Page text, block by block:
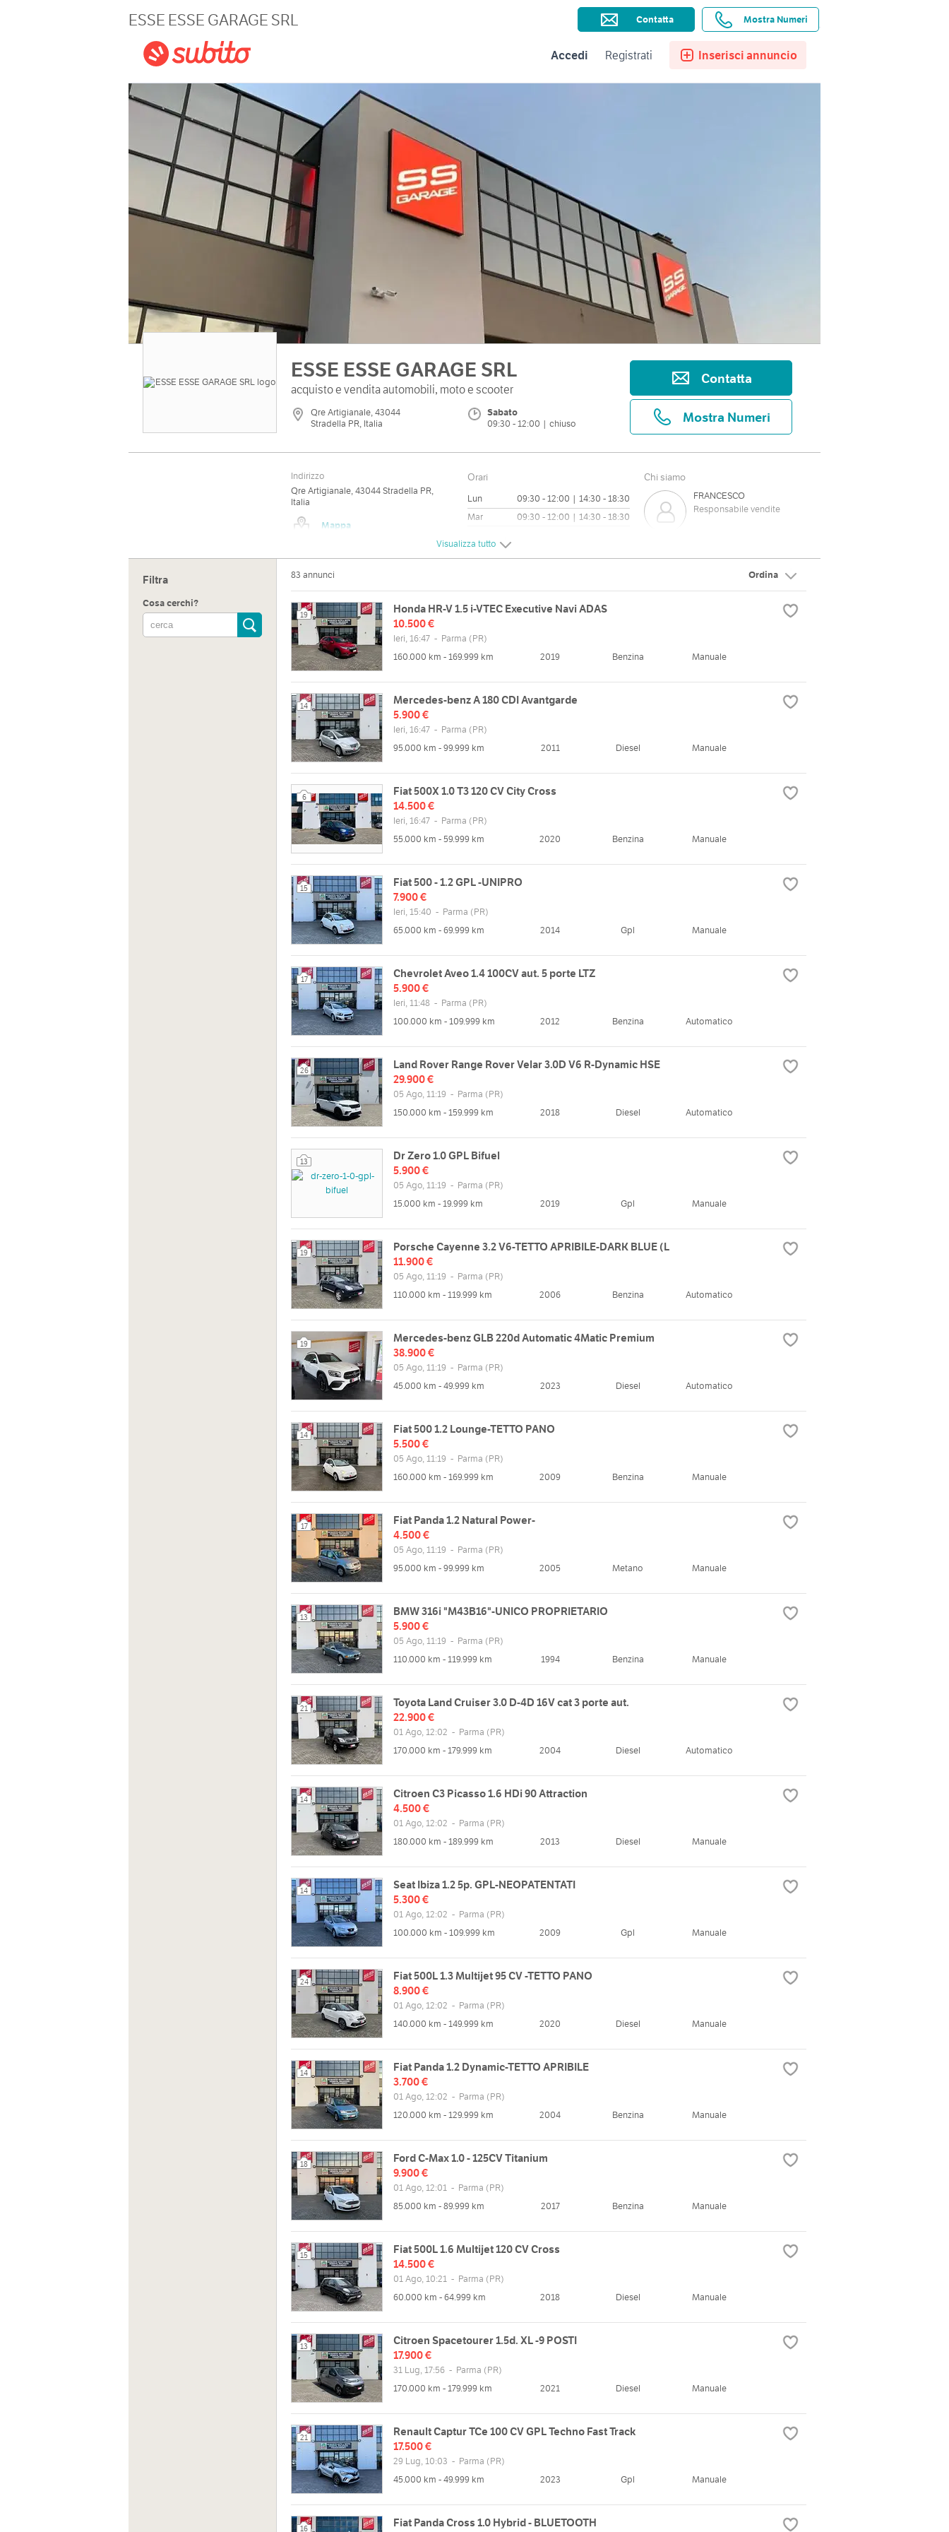
Magazine Subito per le Aziende Assistenza Ricerche salvate Preferiti
Accedi Registrati Inserisci annuncio
ESSE ESSE GARAGE SRL Contatta Mostra Numeri
ESSE ESSE GARAGE SRL
acquisto e vendita automobili, moto e scooter
Qre Artigianale, 43044
Stradella PR, Italia
Sabato
09:30 - 12:00 | chiuso
Contatta
Mostra Numeri
Chi siamo
FRANCESCO
Responsabile vendite
Indirizzo
Qre Artigianale, 43044 Stradella PR,
Italia
Mappa
Sito web
https://www.esseessegarage.it/
Orari
Lun
09:30 - 12:00 | 14:30 - 18:30
Mar
09:30 - 12:00 | 14:30 - 18:30
Dom
chiuso
Visualizza tutto
Filtra
Cosa cerchi?
83 annunci Ordina
19
Honda HR-V 1.5 i-VTEC Executive Navi ADAS
10.500 €
Ieri, 16:47 - Parma (PR)
160.000 km - 169.999 km
2019 Benzina Manuale
14
Mercedes-benz A 180 CDI Avantgarde
5.900 €
Ieri, 16:47 - Parma (PR)
95.000 km - 99.999 km
2011 Diesel Manuale
6
Fiat 500X 1.0 T3 120 CV City Cross
14.500 €
Ieri, 16:47 - Parma (PR)
55.000 km - 59.999 km
2020 Benzina Manuale
15
Fiat 500 - 1.2 GPL -UNIPRO
7.900 €
Ieri, 15:40 - Parma (PR)
65.000 km - 69.999 km
2014 Gpl Manuale
17
Chevrolet Aveo 1.4 100CV aut. 5 porte LTZ
5.900 €
Ieri, 11:48 - Parma (PR)
100.000 km - 109.999 km
2012 Benzina Automatico
26
Land Rover Range Rover Velar 3.0D V6 R-Dynamic HSE
29.900 €
05 Ago, 11:19 - Parma (PR)
150.000 km - 159.999 km
2018 Diesel Automatico
13
Dr Zero 1.0 GPL Bifuel
5.900 €
05 Ago, 11:19 - Parma (PR)
15.000 km - 19.999 km
2019 Gpl Manuale
19
Porsche Cayenne 3.2 V6-TETTO APRIBILE-DARK BLUE (L
11.900 €
05 Ago, 11:19 - Parma (PR)
110.000 km - 119.999 km
2006 Benzina Automatico
19
Mercedes-benz GLB 220d Automatic 4Matic Premium
38.900 €
05 Ago, 11:19 - Parma (PR)
45.000 km - 49.999 km
2023 Diesel Automatico
14
Fiat 500 1.2 Lounge-TETTO PANO
5.500 €
05 Ago, 11:19 - Parma (PR)
160.000 km - 169.999 km
2009 Benzina Manuale
17
Fiat Panda 1.2 Natural Power-
4.500 €
05 Ago, 11:19 - Parma (PR)
95.000 km - 99.999 km
2005 Metano Manuale
13
BMW 316i "M43B16"-UNICO PROPRIETARIO
5.900 €
05 Ago, 11:19 - Parma (PR)
110.000 km - 119.999 km
1994 Benzina Manuale
21
Toyota Land Cruiser 3.0 D-4D 16V cat 3 porte aut.
22.900 €
01 Ago, 12:02 - Parma (PR)
170.000 km - 179.999 km
2004 Diesel Automatico
14
Citroen C3 Picasso 1.6 HDi 90 Attraction
4.500 €
01 Ago, 12:02 - Parma (PR)
180.000 km - 189.999 km
2013 Diesel Manuale
14
Seat Ibiza 1.2 5p. GPL-NEOPATENTATI
5.300 €
01 Ago, 12:02 - Parma (PR)
100.000 km - 109.999 km
2009 Gpl Manuale
24
Fiat 500L 1.3 Multijet 95 CV -TETTO PANO
8.900 €
01 Ago, 12:02 - Parma (PR)
140.000 km - 149.999 km
2020 Diesel Manuale
14
Fiat Panda 1.2 Dynamic-TETTO APRIBILE
3.700 €
01 Ago, 12:02 - Parma (PR)
120.000 km - 129.999 km
2004 Benzina Manuale
18
Ford C-Max 1.0 - 125CV Titanium
9.900 €
01 Ago, 12:01 - Parma (PR)
85.000 km - 89.999 km
2017 Benzina Manuale
15
Fiat 500L 1.6 Multijet 120 CV Cross
14.500 €
01 Ago, 10:21 - Parma (PR)
60.000 km - 64.999 km
2018 Diesel Manuale
13
Citroen Spacetourer 1.5d. XL -9 POSTI
17.900 €
31 Lug, 17:56 - Parma (PR)
170.000 km - 179.999 km
2021 Diesel Manuale
21
Renault Captur TCe 100 CV GPL Techno Fast Track
17.500 €
29 Lug, 10:03 - Parma (PR)
45.000 km - 49.999 km
2023 Gpl Manuale
16
Fiat Panda Cross 1.0 Hybrid - BLUETOOTH